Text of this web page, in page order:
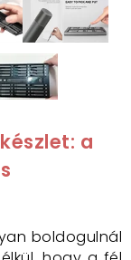
a
boldogulnál